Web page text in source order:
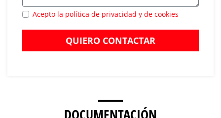
Acepto la política de privacidad y de cookies
QUIERO CONTACTAR